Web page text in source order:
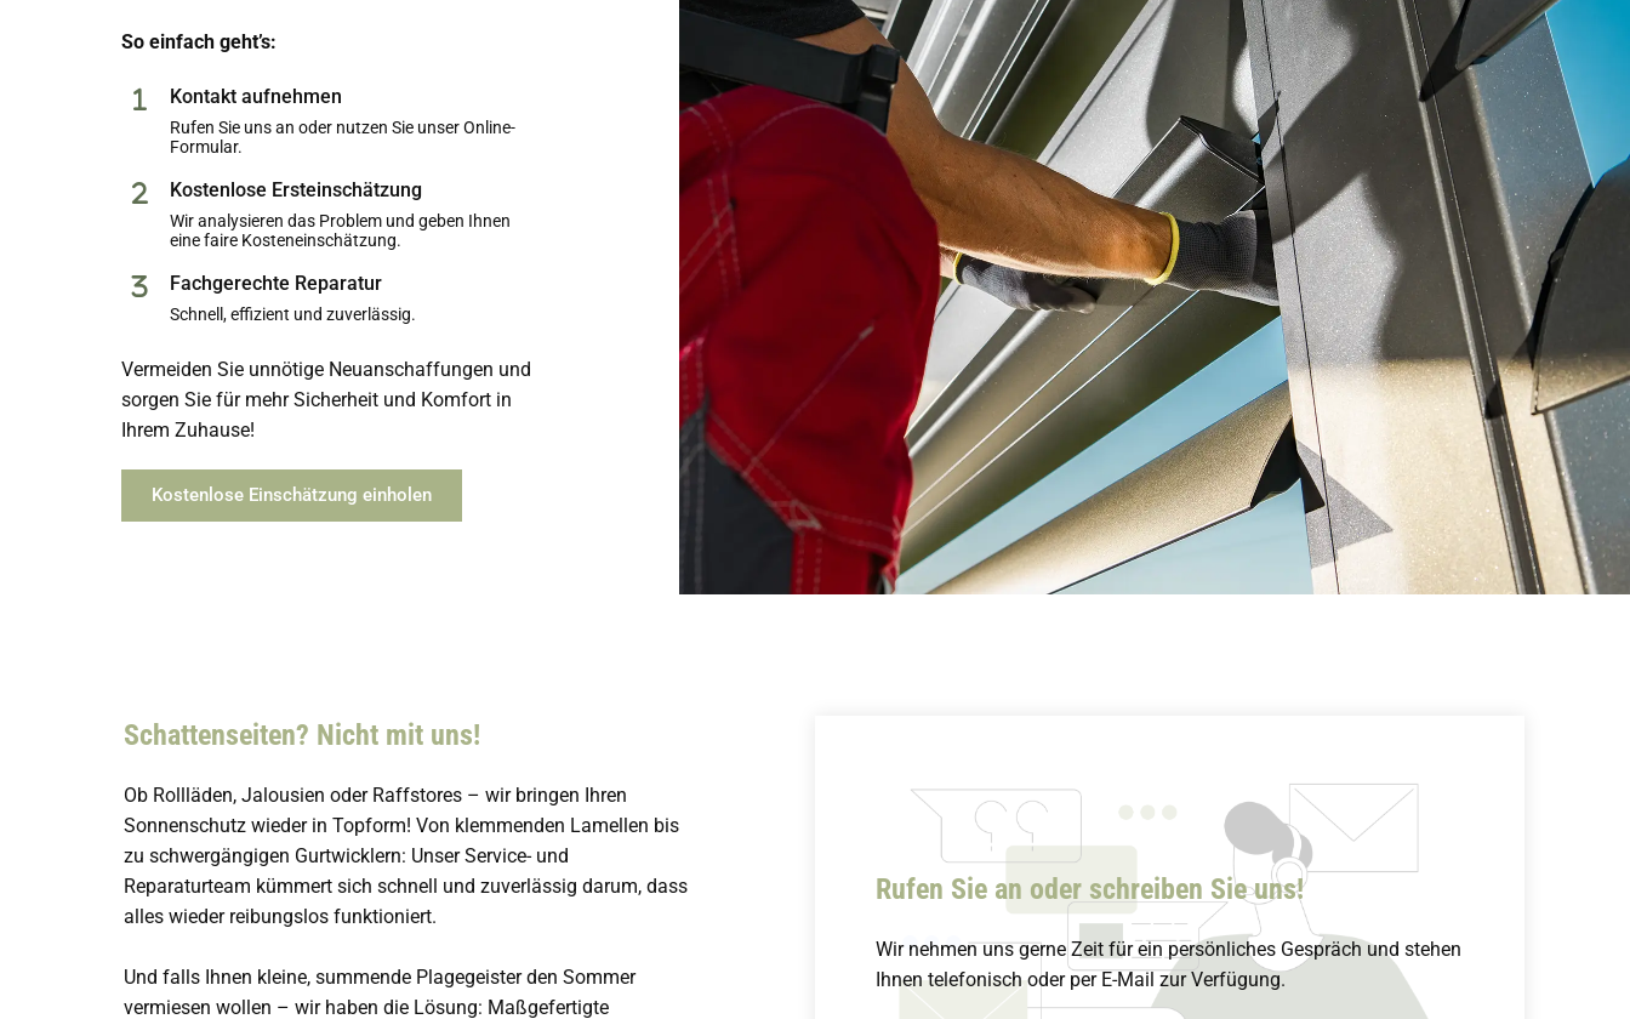
So einfach geht’s:
Kontakt aufnehmen
Rufen Sie uns an oder nutzen Sie unser Online-
Formular.
Kostenlose Ersteinschätzung
Wir analysieren das Problem und geben Ihnen
eine faire Kosteneinschätzung.
Fachgerechte Reparatur
Schnell, effizient und zuverlässig.
Vermeiden Sie unnötige Neuanschaffungen und
sorgen Sie für mehr Sicherheit und Komfort in
Ihrem Zuhause!
Kostenlose Einschätzung einholen
Schattenseiten? Nicht mit uns!
Ob Rollläden, Jalousien oder Raffstores – wir bringen Ihren
Sonnenschutz wieder in Topform! Von klemmenden Lamellen bis
zu schwergängigen Gurtwicklern: Unser Service- und
Reparaturteam kümmert sich schnell und zuverlässig darum, dass
alles wieder reibungslos funktioniert.
Und falls Ihnen kleine, summende Plagegeister den Sommer
vermiesen wollen – wir haben die Lösung: Maßgefertigte
Rufen Sie an oder schreiben Sie uns!
Wir nehmen uns gerne Zeit für ein persönliches Gespräch und stehen
Ihnen telefonisch oder per E-Mail zur Verfügung.